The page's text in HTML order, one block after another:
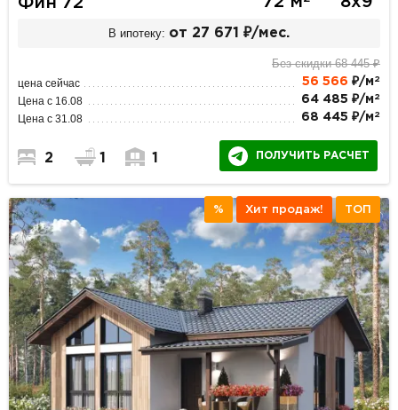
В ипотеку: от 27 671 ₽/мес.
Без скидки 68 445 ₽
цена сейчас 56 566 ₽/м 2
Цена с 16.08 64 485 ₽/м 2
Цена с 31.08 68 445 ₽/м 2
2 1 1 ПОЛУЧИТЬ РАСЧЕТ
% Хит продаж! ТОП